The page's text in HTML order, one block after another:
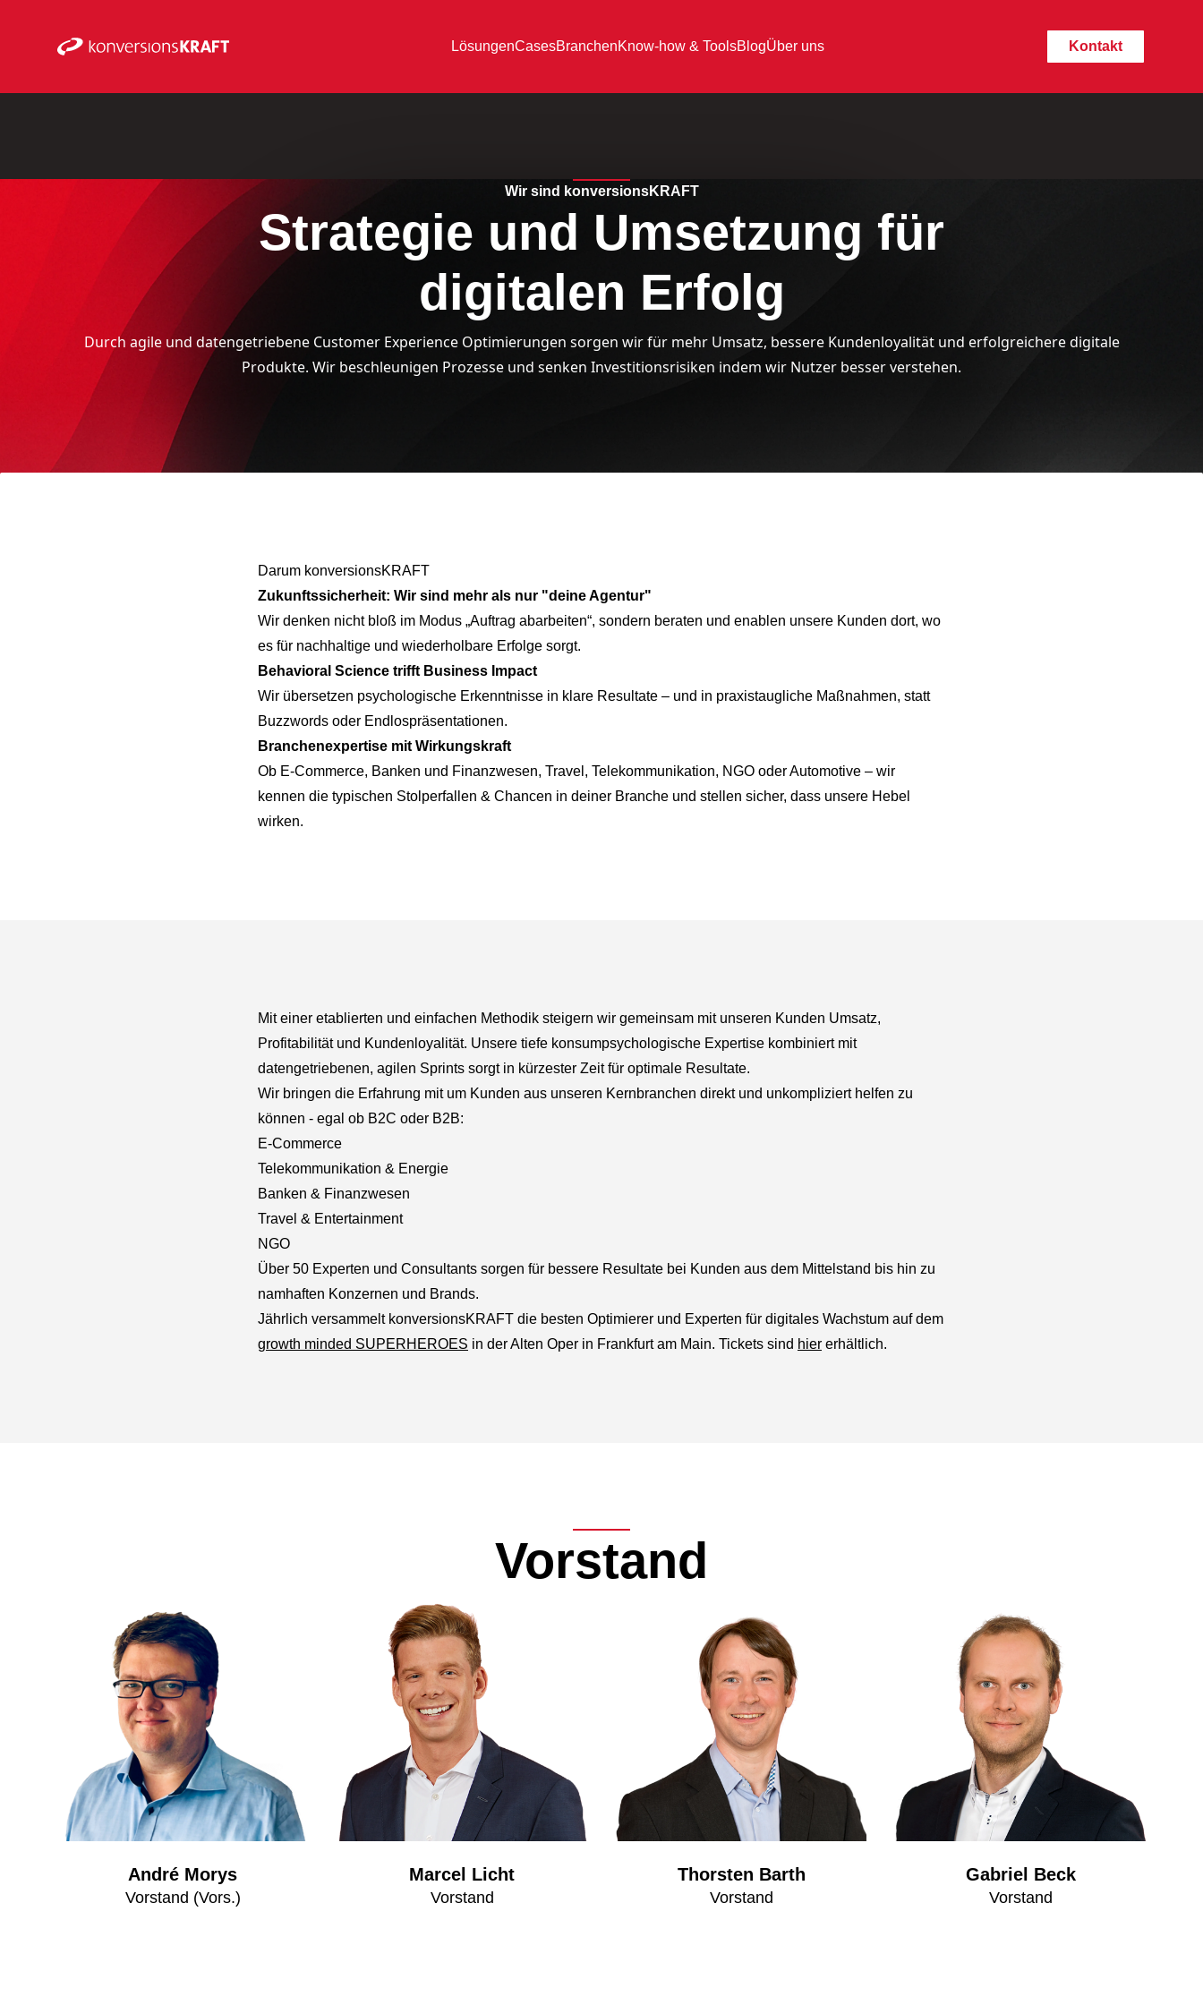
LösungenCasesBranchenKnow-how & ToolsBlogÜber uns Kontakt
Wir sind konversionsKRAFT
Strategie und Umsetzung für
digitalen Erfolg
Durch agile und datengetriebene Customer Experience Optimierungen sorgen wir für mehr Umsatz, bessere Kundenloyalität und erfolgreichere digitale
Produkte. Wir beschleunigen Prozesse und senken Investitionsrisiken indem wir Nutzer besser verstehen.
Darum konversionsKRAFT
Zukunftssicherheit: Wir sind mehr als nur "deine Agentur"
Wir denken nicht bloß im Modus „Auftrag abarbeiten“, sondern beraten und enablen unsere Kunden dort, wo
es für nachhaltige und wiederholbare Erfolge sorgt.
Behavioral Science trifft Business Impact
Wir übersetzen psychologische Erkenntnisse in klare Resultate – und in praxistaugliche Maßnahmen, statt
Buzzwords oder Endlospräsentationen.
Branchenexpertise mit Wirkungskraft
Ob E‑Commerce, Banken und Finanzwesen, Travel , Telekommunikation, NGO oder Automotive – wir
kennen die typischen Stolperfallen & Chancen in deiner Branche und stellen sicher, dass unsere Hebel
wirken.
Mit einer etablierten und einfachen Methodik steigern wir gemeinsam mit unseren Kunden Umsatz,
Profitabilität und Kundenloyalität. Unsere tiefe konsumpsychologische Expertise kombiniert mit
datengetriebenen, agilen Sprints sorgt in kürzester Zeit für optimale Resultate.
Wir bringen die Erfahrung mit um Kunden aus unseren Kernbranchen direkt und unkompliziert helfen zu
können - egal ob B2C oder B2B:
E-Commerce
Telekommunikation & Energie
Banken & Finanzwesen
Travel & Entertainment
NGO
Über 50 Experten und Consultants sorgen für bessere Resultate bei Kunden aus dem Mittelstand bis hin zu
namhaften Konzernen und Brands.
Jährlich versammelt konversionsKRAFT die besten Optimierer und Experten für digitales Wachstum auf dem
growth minded SUPERHEROES in der Alten Oper in Frankfurt am Main. Tickets sind hier erhältlich.
Vorstand
André Morys
Vorstand (Vors.)
Marcel Licht
Vorstand
Thorsten Barth
Vorstand
Gabriel Beck
Vorstand